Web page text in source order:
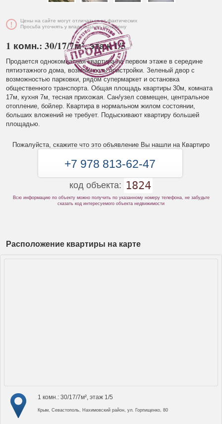
Цены на сайте могут отличаться от фактических
Просьба уточнять у владельца по телефону
1 комн.: 30/17/7м², этаж 1/5
Продается однокомнатная квартира на первом этаже в середине
пятиэтажного дома, возможность пристройки. Зеленый двор с
возможностью парковки, рядом супермаркет и остановка
общественного транспорта. Общая площадь квартиры 30м, комната
17м, кухня 7м, тесная прихожая. Сан/узел совмещен, центральное
отопление, бойлер. Квартира в нормальном жилом состоянии,
больших вложений не требует. Подыскивают квартиру большей
площадью.
Пожалуйста, скажите что это объявление Вы нашли на Квартиро
+7 978 813-62-47
код объекта: 1824
Всю информацию по объекту можно получить по указанному номеру телефона, не забудьте
сказать код интересуемого объекта недвижимости
Расположение квартиры на карте
1 комн.: 30/17/7м², этаж 1/5
Крым, Севастополь, Нахимовский район, ул. Горпищенко, 80